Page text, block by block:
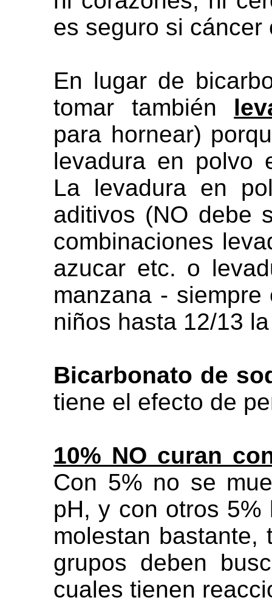
es seguro si cáncer
En lugar de
tomar también
para hornear)
levadura en polvo
La levadura en
aditivos (NO debe
combinaciones
azucar etc. o
manzana -
niños hasta 12/13
Bicarbonato de
tiene el efecto de
10% NO curan
Con 5% no se
pH, y con otros 5%
molestan bastante,
grupos deben
cuales tienen